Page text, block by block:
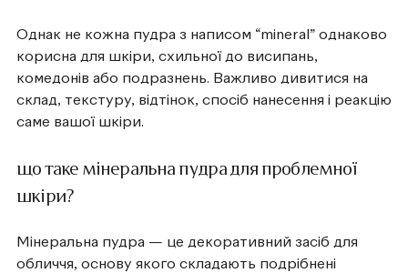
Однак не кожна пудра з написом “mineral” однаково
корисна для шкіри, схильної до висипань,
комедонів або подразнень. Важливо дивитися на
склад, текстуру, відтінок, спосіб нанесення і реакцію
саме вашої шкіри.
що таке мінеральна пудра для проблемної
шкіри?
Мінеральна пудра — це декоративний засіб для
обличчя, основу якого складають подрібнені